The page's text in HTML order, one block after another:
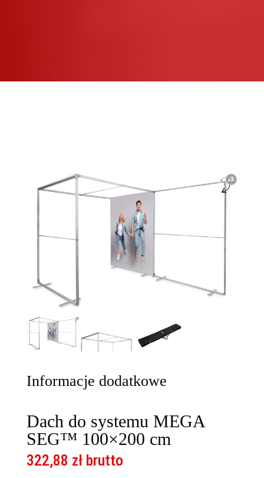
Informacje dodatkowe
Dach do systemu MEGA
SEG™ 100×200 cm
322,88 zł brutto